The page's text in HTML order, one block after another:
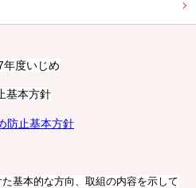
年度いじめ
基本方針
防止基本方針
基本的な方向、取組の内容を示して